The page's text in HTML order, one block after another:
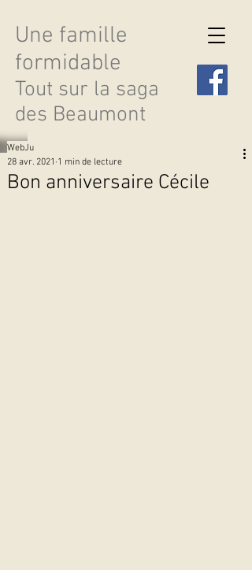
Une famille
formidable
Tout sur la saga
des Beaumont
Bon anniversaire Cécile
WebJu
28 avr. 2021 1 min de lecture